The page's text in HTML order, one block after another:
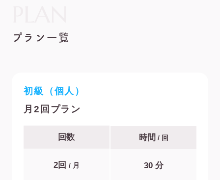
プラン一覧
初級（個人）
月2回プラン
回数
2回 / 月
時間 / 回
30 分